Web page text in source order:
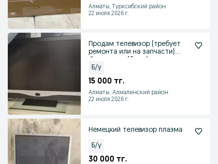
Алматы, Турксибский район
22 июля 2026 г.
Продам телевизор (требует
ремонта или на запчасти).
Б/у
15 000 тг.
Алматы, Алмалинский район
22 июля 2026 г.
Немецкий телевизор плазма
Б/у
30 000 тг.